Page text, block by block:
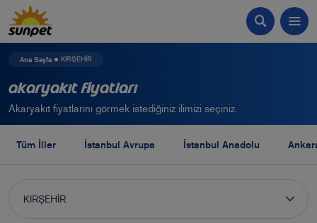
Ana Sayfa KIRŞEHİR
Akaryakıt Fiyatları
Akaryakıt fiyatlarını görmek istediğiniz ilimizi seçiniz.
Tüm İller İstanbul Avrupa İstanbul Anadolu
KIRŞEHİR